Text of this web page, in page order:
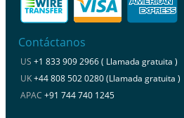
Contáctanos
US +1 833 909 2966 ( Llamada gratuita )
UK+44 808 502 0280 (Llamada gratuita )
APAC +91 744 740 1245